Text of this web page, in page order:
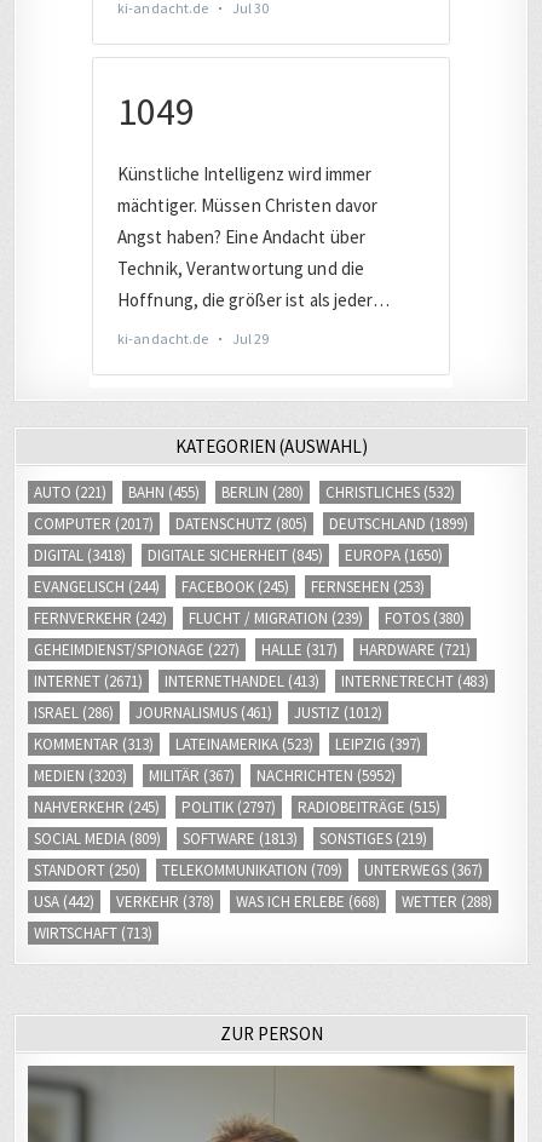
KATEGORIEN (AUSWAHL)
AUTO (221) BAHN (455) BERLIN (280) CHRISTLICHES (532)
COMPUTER (2017) DATENSCHUTZ (805) DEUTSCHLAND (1899)
DIGITAL (3418) DIGITALE SICHERHEIT (845) EUROPA (1650)
EVANGELISCH (244) FACEBOOK (245) FERNSEHEN (253)
FERNVERKEHR (242) FLUCHT / MIGRATION (239) FOTOS (380)
GEHEIMDIENST/SPIONAGE (227) HALLE (317) HARDWARE (721)
INTERNET (2671) INTERNETHANDEL (413) INTERNETRECHT (483)
ISRAEL (286) JOURNALISMUS (461) JUSTIZ (1012)
KOMMENTAR (313) LATEINAMERIKA (523) LEIPZIG (397)
MEDIEN (3203) MILITÄR (367) NACHRICHTEN (5952)
NAHVERKEHR (245) POLITIK (2797) RADIOBEITRÄGE (515)
SOCIAL MEDIA (809) SOFTWARE (1813) SONSTIGES (219)
STANDORT (250) TELEKOMMUNIKATION (709) UNTERWEGS (367)
USA (442) VERKEHR (378) WAS ICH ERLEBE (668) WETTER (288)
WIRTSCHAFT (713)
ZUR PERSON